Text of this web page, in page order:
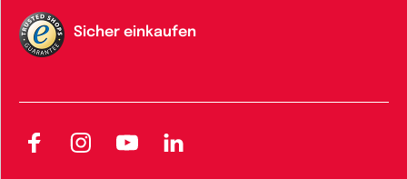
Sicher einkaufen
FacebookInstagramYouTubeLinkedIn